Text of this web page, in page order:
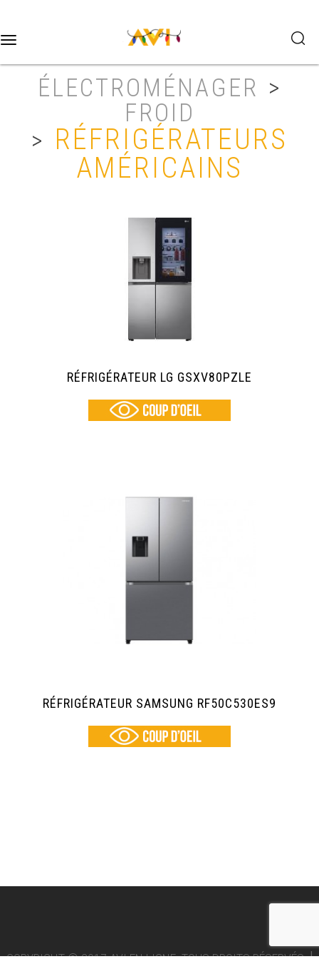
Toggle
ÉLECTROMÉNAGER >
FROID
> RÉFRIGÉRATEURS
AMÉRICAINS
RÉFRIGÉRATEUR LG GSXV80PZLE
RÉFRIGÉRATEUR SAMSUNG RF50C530ES9